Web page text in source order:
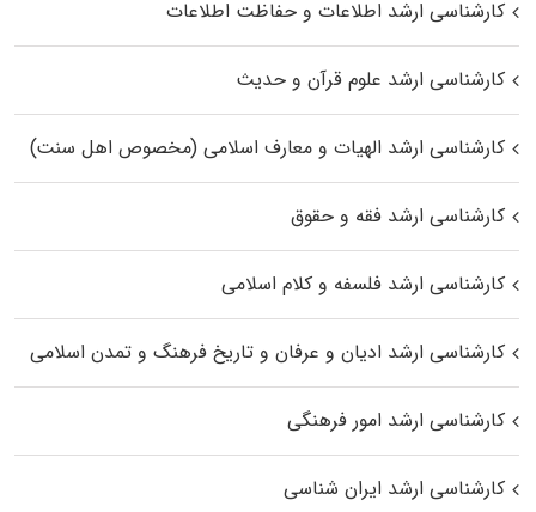
کارشناسی ارشد اطلاعات و حفاظت اطلاعات
کارشناسی ارشد علوم قرآن و حدیث
کارشناسی ارشد الهیات و معارف اسلامی (مخصوص اهل سنت)
کارشناسی ارشد فقه و حقوق
کارشناسی ارشد فلسفه و کلام اسلامی
کارشناسی ارشد ادیان و عرفان و تاریخ فرهنگ و تمدن اسلامی
کارشناسی ارشد امور فرهنگی
کارشناسی ارشد ایران شناسی